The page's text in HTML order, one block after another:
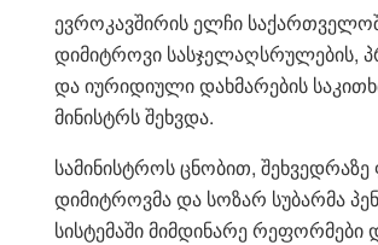
ევროკავშირის ელჩი
დიმიტროვი სასჯელაღსრულების,
და იურიდიული დახმარების
მინისტრს შეხვდა.
სამინისტროს ცნობით,
დიმიტროვმა და სოზარ სუბარმა
სისტემაში მიმდინარე რეფორმები